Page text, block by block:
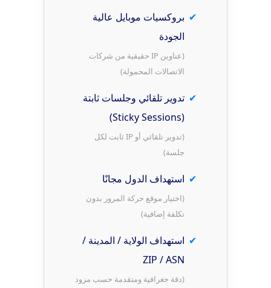
بروكسيات موبايل عالية
الجودة
(عناوين IP حقيقية من شركات
الاتصالات المحمولة)
تدوير تلقائي وجلسات ثابتة
(Sticky Sessions)
(تدوير تلقائي أو IP ثابت لكل
جلسة)
استهداف الدول مجانًا
(اختيار موقع حركة المرور بدون
تكلفة إضافية)
استهداف الولاية / المدينة /
ZIP / ASN
(دقة جغرافية ومتقدمة حسب مزود